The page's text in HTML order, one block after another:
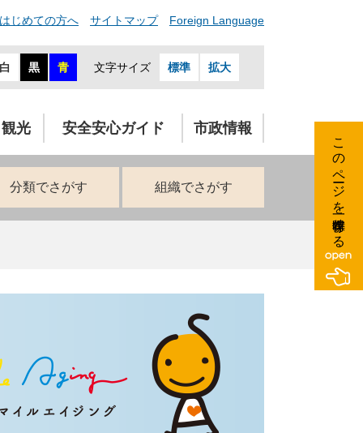
はじめての方へ サイトマップ Foreign Language
白 黒 青 文字サイズ 標準 拡大
光 安全安心ガイド 市政情報
分類でさがす 組織でさがす このページを一時保存する